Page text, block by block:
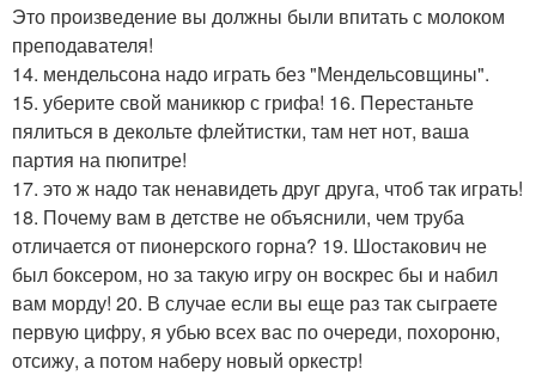
Это произведение вы должны были впитать с молоком
преподавателя!
14. мендельсона надо играть без "Мендельсовщины".
15. уберите свой маникюр с грифа! 16. Перестаньте
пялиться в декольте флейтистки, там нет нот, ваша
партия на пюпитре!
17. это ж надо так ненавидеть друг друга, чтоб так играть!
18. Почему вам в детстве не объяснили, чем труба
отличается от пионерского горна? 19. Шостакович не
был боксером, но за такую игру он воскрес бы и набил
вам морду! 20. В случае если вы еще раз так сыграете
первую цифру, я убью всех вас по очереди, похороню,
отсижу, а потом наберу новый оркестр!